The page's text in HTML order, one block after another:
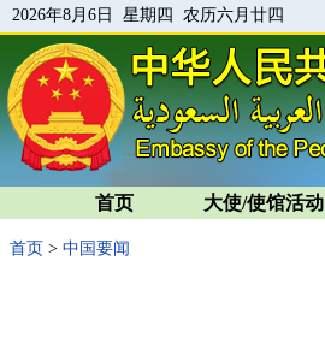
2026年8月6日 星期四 农历六月廿四
首页 大使/使馆活动
首页 > 中国要闻